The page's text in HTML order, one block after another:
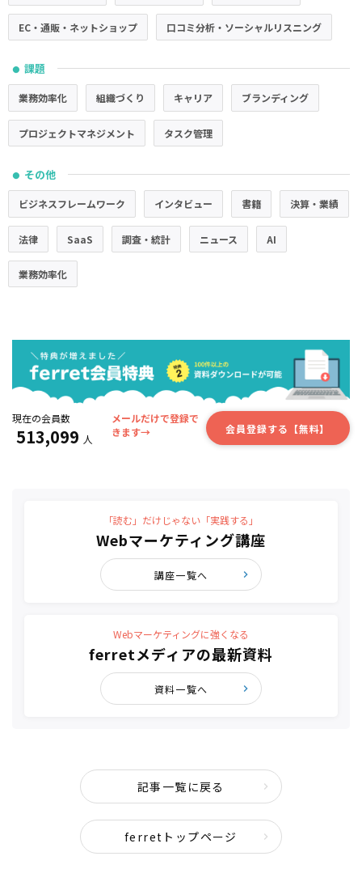
EC・通販・ネットショップ 口コミ分析・ソーシャルリスニング
● 課題
業務効率化 組織づくり キャリア ブランディング
プロジェクトマネジメント タスク管理
● その他
ビジネスフレームワーク インタビュー 書籍 決算・業績
法律 SaaS 調査・統計 ニュース AI
業務効率化
現在の会員数
513,099 人
メールだけで登録で
きます→
会員登録する【無料】
「読む」だけじゃない「実践する」
Webマーケティング講座
講座一覧へ
Webマーケティングに強くなる
ferretメディアの最新資料
資料一覧へ
記事一覧に戻る
ferretトップページ